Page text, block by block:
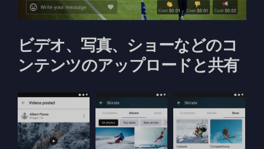
ビデオ、写真、ショーなどのコ
ンテンツのアップロードと共有